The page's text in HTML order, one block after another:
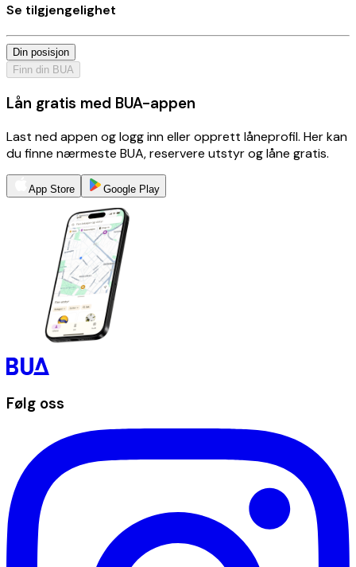
Se tilgjengelighet
Din posisjon
Finn din BUA
Lån gratis med BUA-appen
Last ned appen og logg inn eller opprett låneprofil. Her kan
du finne nærmeste BUA, reservere utstyr og låne gratis.
App Store Google Play
Følg oss